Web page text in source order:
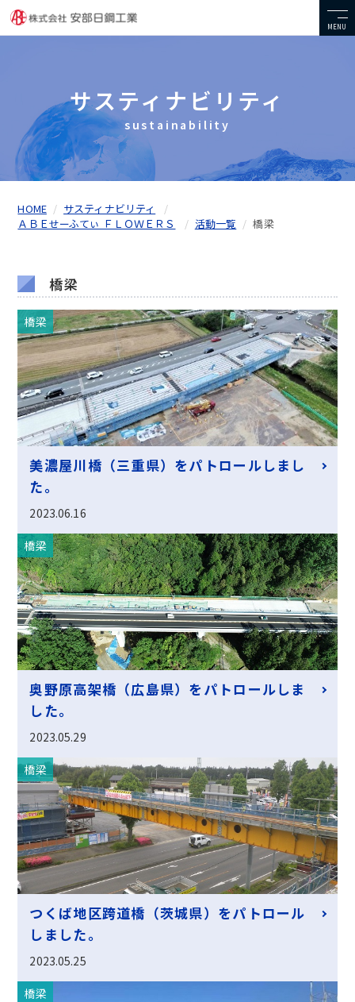
MENU
サスティナビリティ
sustainability
HOME
サスティナビリティ
ＡＢＥせーふてぃ ＦＬＯＷＥＲＳ
活動一覧 橋梁
橋梁
橋梁
美濃屋川橋（三重県）をパトロールしまし
た。
2023.06.16
橋梁
奥野原高架橋（広島県）をパトロールしま
した。
2023.05.29
橋梁
つくば地区跨道橋（茨城県）をパトロール
しました。
2023.05.25
橋梁